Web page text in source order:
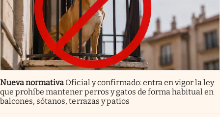
Nueva normativa Oficial y confirmado: entra en vigor la ley
que prohíbe mantener perros y gatos de forma habitual en
balcones, sótanos, terrazas y patios